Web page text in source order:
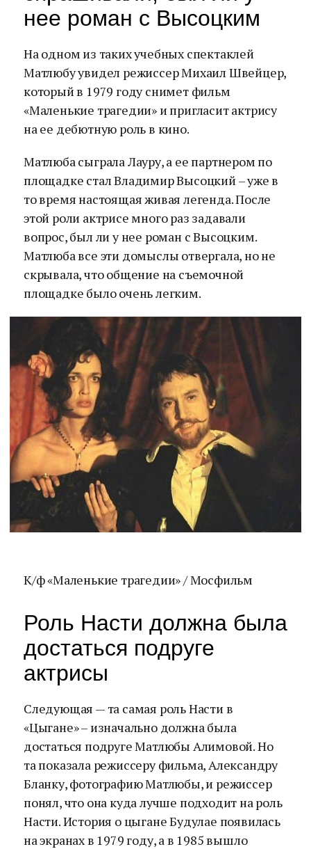
нее роман с Высоцким
На одном из таких учебных спектаклей
Матлюбу увидел режиссер Михаил Швейцер,
который в 1979 году снимет фильм
«Маленькие трагедии» и пригласит актрису
на ее дебютную роль в кино.
Матлюба сыграла Лауру, а ее партнером по
площадке стал Владимир Высоцкий – уже в
то время настоящая живая легенда. После
этой роли актрисе много раз задавали
вопрос, был ли у нее роман с Высоцким.
Матлюба все эти домыслы отвергала, но не
скрывала, что общение на съемочной
площадке было очень легким.
К/ф «Маленькие трагедии» / Мосфильм
Роль Насти должна была
достаться подруге
актрисы
Следующая — та самая роль Насти в
«Цыгане» – изначально должна была
достаться подруге Матлюбы Алимовой. Но
та показала режиссеру фильма, Александру
Бланку, фотографию Матлюбы, и режиссер
понял, что она куда лучше подходит на роль
Насти. История о цыгане Будулае появилась
на экранах в 1979 году, а в 1985 вышло